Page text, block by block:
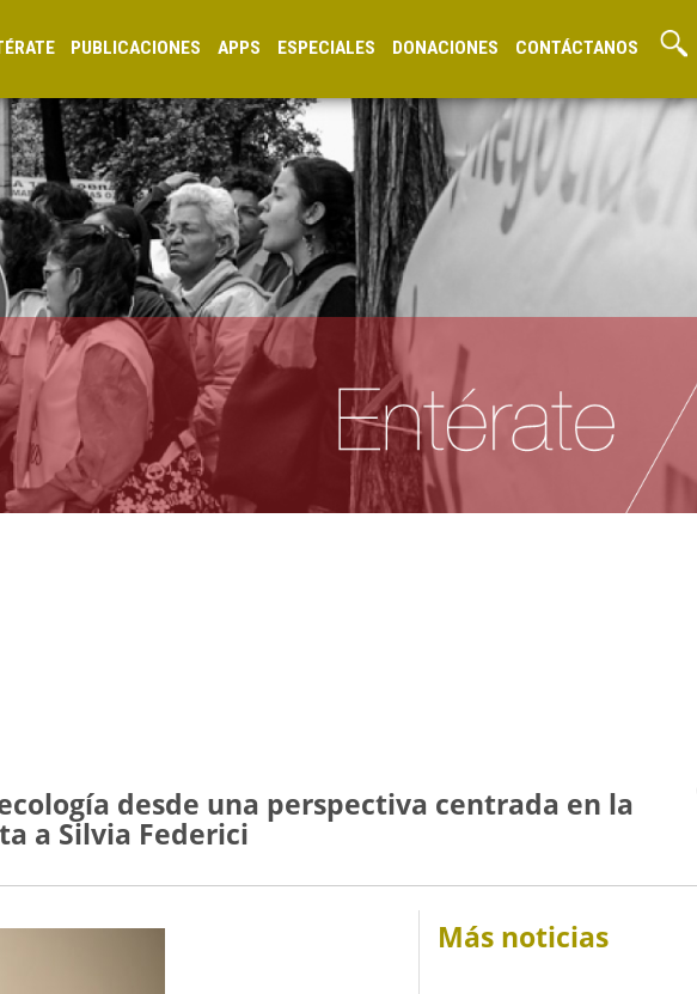
PUBLICACIONES APPS ESPECIALES DONACIONES CONTÁCTANOS
desde una perspectiva centrada en la
a Silvia Federici
Más noticias